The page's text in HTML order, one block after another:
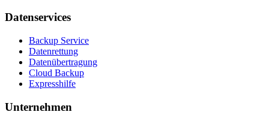
Datenservices
Backup Service
Datenrettung
Datenübertragung
Cloud Backup
Expresshilfe
Unternehmen